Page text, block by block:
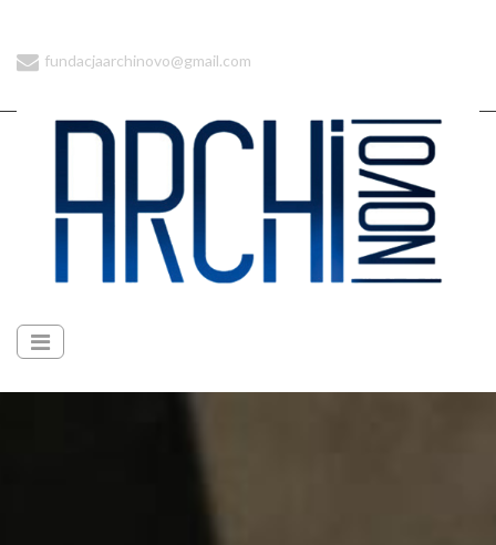
fundacjaarchinovo@gmail.com